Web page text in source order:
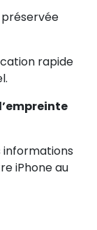
préservée
rapide
informations
iPhone au